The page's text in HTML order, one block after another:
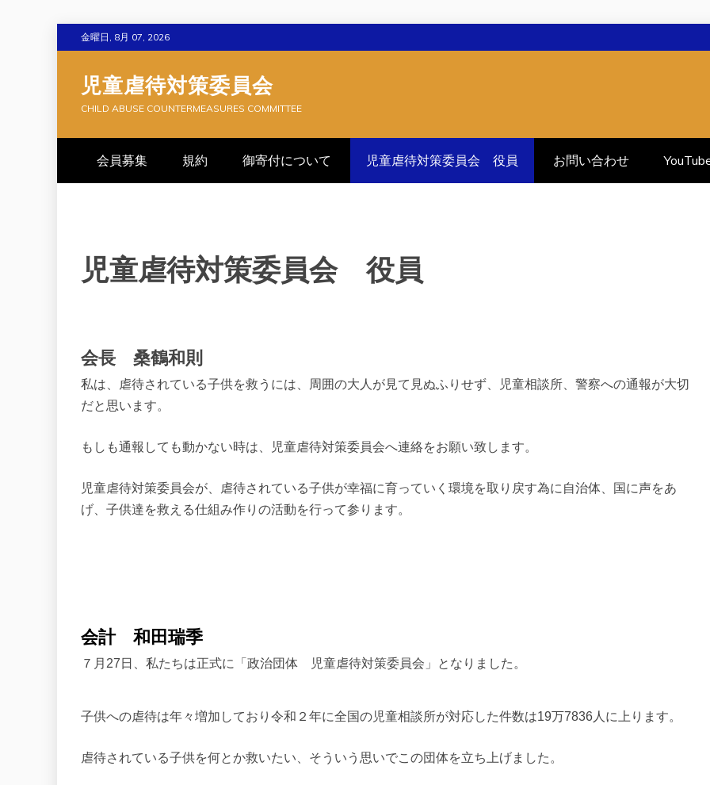
to
content
金曜日, 8月 07, 2026
児童虐待対策委員会
CHILD ABUSE COUNTERMEASURES COMMITTEE
会員募集 規約 御寄付について 児童虐待対策委員会 役員 お問い合わせ
児童虐待対策委員会 役員
会長 桑鶴和則
私は、虐待されている子供を救うには、周囲の大人が見て見ぬふりせず、児童相談所、警察への通報が大切
だと思います。
もしも通報しても動かない時は、児童虐待対策委員会へ連絡をお願い致します。
児童虐待対策委員会が、虐待されている子供が幸福に育っていく環境を取り戻す為に自治体、国に声をあ
げ、子供達を救える仕組み作りの活動を行って参ります。
会計 和田瑞季
７月27日、私たちは正式に「政治団体 児童虐待対策委員会」となりました。
子供への虐待は年々増加しており令和２年に全国の児童相談所が対応した件数は19万7836人に上ります。
虐待されている子供を何とか救いたい、そういう思いでこの団体を立ち上げました。